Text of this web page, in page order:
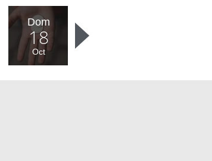
Dom
18
Oct